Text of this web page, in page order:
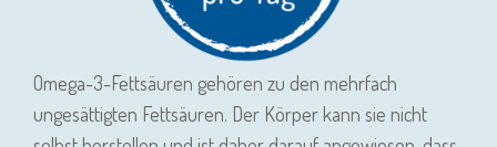
Omega-3-Fettsäuren gehören zu den mehrfach
ungesättigten Fettsäuren. Der Körper kann sie nicht